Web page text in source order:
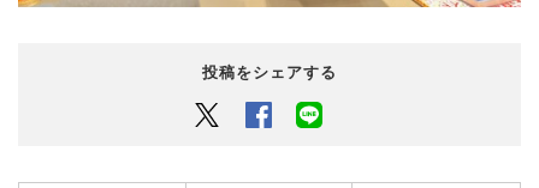
投稿をシェアする
Twitter Facebook